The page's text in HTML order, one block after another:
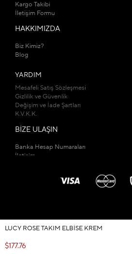
Kargo Takibi
İletişim Formu
HAKKIMIZDA
Biz Kimiz?
Blog
YARDIM
Mesafeli Satış Sözleşmesi
Gizlilik ve Güvenlik
Değişim ve İade Şartları
K.V.K.K.
BİZE ULAŞIN
Banka Hesap Numaraları
İletişim
© 2026kadirbuyukkayashop.com
LUCY ROSE TAKIM ELBISE KREM
$177.76